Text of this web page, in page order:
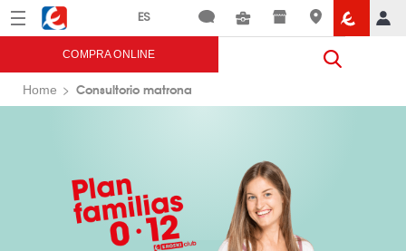
Menú Eroski
COMPRA ONLINE
Home Consultorio matrona